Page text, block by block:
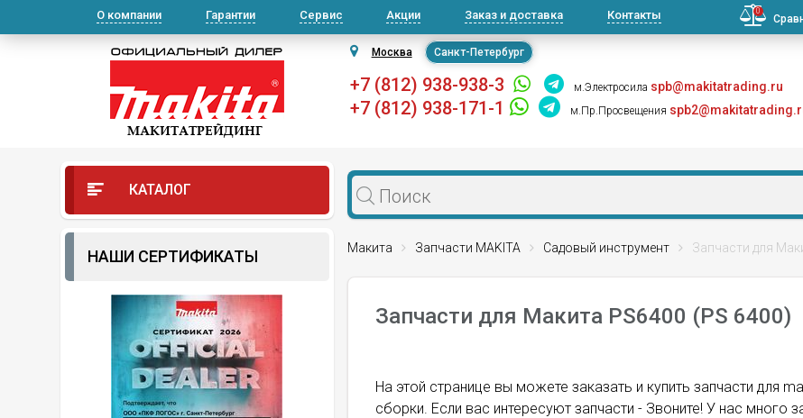
О компании Гарантии Сервис Акции Заказ и доставка Контакты 0
Москва Санкт-Петербург
+7 (812) 938-938-3 м.Электросила spb@makitatrading.ru
+7 (812) 938-171-1 м.Пр.Просвещения
КАТАЛОГ
НАШИ СЕРТИФИКАТЫ Макита Запчасти MAKITA Садовый инструмент Запчасти для
Запчасти для Макита PS6400 (PS 6400)
На этой странице вы можете заказать и купить запчасти для
сборки. Если вас интересуют запчасти - Звоните! У нас много